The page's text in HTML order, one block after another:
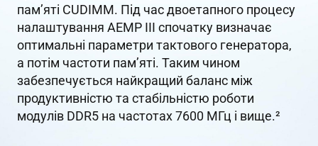
пам’яті CUDIMM. Під час двоетапного процесу
налаштування AEMP III спочатку визначає
оптимальні параметри тактового генератора,
а потім частоти пам’яті. Таким чином
забезпечується найкращий баланс між
продуктивністю та стабільністю роботи
модулів DDR5 на частотах 7600 МГц і вище.2